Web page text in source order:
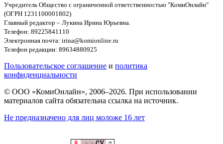
Учредитель Общество с ограниченной ответственностью "КомиОнлайн"
(ОГРН 1231100001802)
Главный редактор – Лукина Ирина Юрьевна.
Телефон: 89225841110
Электронная почта: irina@komionline.ru
Телефон редакции: 89634880925
Пользовательское соглашение и политика
конфиденциальности
© ООО «КомиОнлайн», 2006–2026. При использовании
материалов сайта обязательна ссылка на источник.
Не предназначено для лиц моложе 16 лет